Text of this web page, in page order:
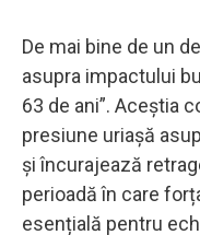
De mai bine de un
asupra impactului
63 de ani”. Aceștia
presiune uriașă
și încurajează
perioadă în care
esențială pentru